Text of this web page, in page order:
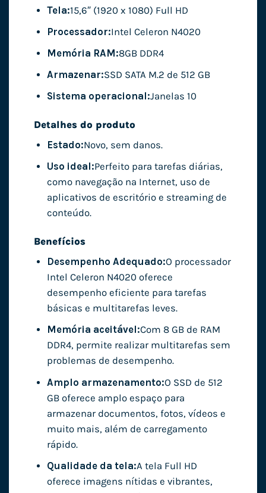
Tela:15,6″ (1920 x 1080) Full HD
Processador:Intel Celeron N4020
Memória RAM:8GB DDR4
Armazenar:SSD SATA M.2 de 512 GB
Sistema operacional:Janelas 10
Detalhes do produto
Estado:Novo, sem danos.
Uso ideal:Perfeito para tarefas diárias,
como navegação na Internet, uso de
aplicativos de escritório e streaming de
conteúdo.
Benefícios
Desempenho Adequado:O processador
Intel Celeron N4020 oferece
desempenho eficiente para tarefas
básicas e multitarefas leves.
Memória aceitável:Com 8 GB de RAM
DDR4, permite realizar multitarefas sem
problemas de desempenho.
Amplo armazenamento:O SSD de 512
GB oferece amplo espaço para
armazenar documentos, fotos, vídeos e
muito mais, além de carregamento
rápido.
Qualidade da tela:A tela Full HD
oferece imagens nítidas e vibrantes,